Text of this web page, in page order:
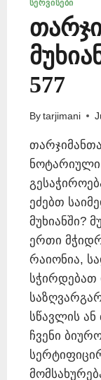
ᲡᲔᲠᲕᲘᲡᲔᲑᲘ
577
By tarjimani
ეძებთ
მუხიანში?
ერთი
რაიონია,
სჭირდებათ
სწავლის ან
ჩვენი